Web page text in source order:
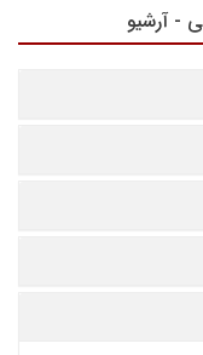
- آرشیو